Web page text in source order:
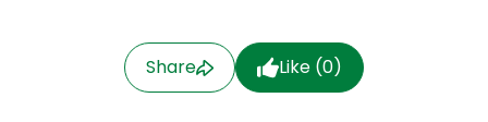
Share Like (0)